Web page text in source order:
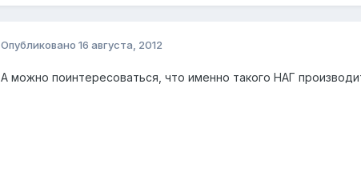
Опубликовано 16 августа, 2012
А можно поинтересоваться, что именно такого НАГ